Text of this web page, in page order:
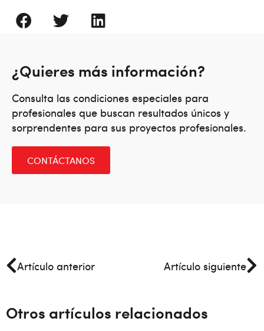
¿Quieres más información?
Consulta las condiciones especiales para
profesionales que buscan resultados únicos y
sorprendentes para sus proyectos profesionales.
CONTÁCTANOS
Artículo anterior Artículo siguiente
Otros artículos relacionados